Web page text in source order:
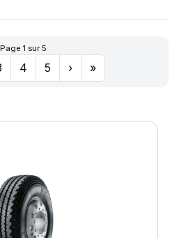
Page 1 sur 5
4 5 › »